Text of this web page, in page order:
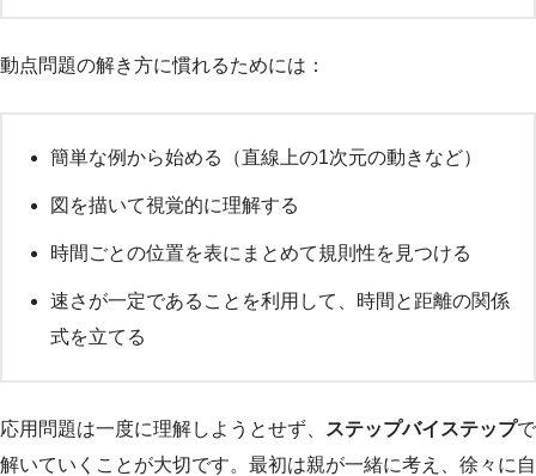
動点問題の解き方に慣れるためには：
簡単な例から始める（直線上の1次元の動きなど）
図を描いて視覚的に理解する
時間ごとの位置を表にまとめて規則性を見つける
速さが一定であることを利用して、時間と距離の関係
式を立てる
応用問題は一度に理解しようとせず、 ステップバイステップで
解いていくことが大切です。最初は親が一緒に考え、徐々に自